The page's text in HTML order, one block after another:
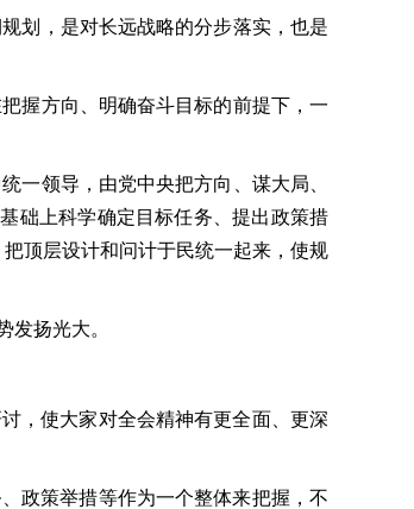
划，是对长远战略的分步落实，也是
握方向、明确奋斗目标的前提下，一
领导，由党中央把方向、谋大局、
础上科学确定目标任务、提出政策措
顶层设计和问计于民统一起来，使规
扬光大。
，使大家对全会精神有更全面、更深
政策举措等作为一个整体来把握，不